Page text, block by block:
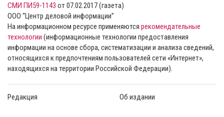
СМИ ПИ59-1143 от 07.02.2017 (газета)
ООО “Центр деловой информации”
На информационном ресурсе применяются рекомендательные
технологии (информационные технологии предоставления
информации на основе сбора, систематизации и анализа сведений,
относящихся к предпочтениям пользователей сети «Интернет»,
находящихся на территории Российской Федерации).
Редакция Об издании